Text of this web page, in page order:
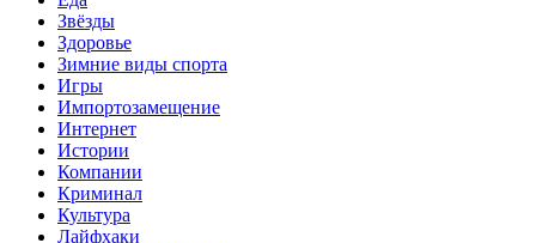
Звёзды
Здоровье
Зимние виды спорта
Игры
Импортозамещение
Интернет
Истории
Компании
Криминал
Культура
Лайфхаки